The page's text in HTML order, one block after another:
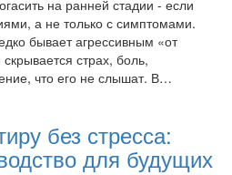
на ранней стадии - если
а не только с симптомами.
бывает агрессивным «от
страх, боль,
что его не слышат. В…
без стресса:
для будущих